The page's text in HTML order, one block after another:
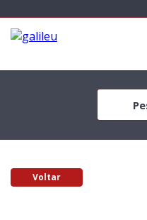
Voltar